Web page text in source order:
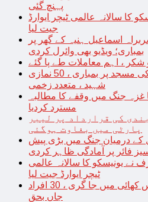
پہنچ گئی
کا سالانہ عالمی ٹیچر ایوارڈ
جیت لیا
اسماعیل ہنیہ کے گھر پر
بمباری؛ ویڈیو بھی وائرل کردی
شکر ، اہم معاملات طے پا گئے
غزہ ، قاتل اسرائیلی فوج کی مسجد پر بمباری ، 50 نمازی
شہید ، متعدد زخمی
غزہ جنگ میں وقفے کا مطالبہ
مسترد کردیا
کی قرارداد پر لیبر
پارٹی میں بغاوت ہوگئی
کے درمیان جنگ میں بڑی پیش
فائر پر آمادگی ظاہر کردی
نے یونیسکو کا سالانہ عالمی
ٹیچر ایوارڈ جیت لیا
مقبوضہ کشمیر ، مسافر بس کھائی میں جا گری ، 30 افراد
جاں بحق